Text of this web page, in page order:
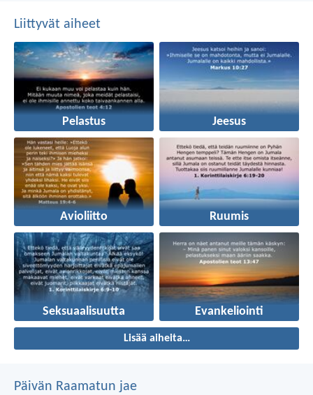
Liittyvät aiheet
Pelastus Jeesus
Avioliitto Ruumis
Seksuaalisuutta Evankeliointi
Lisää aiheita…
Päivän Raamatun jae